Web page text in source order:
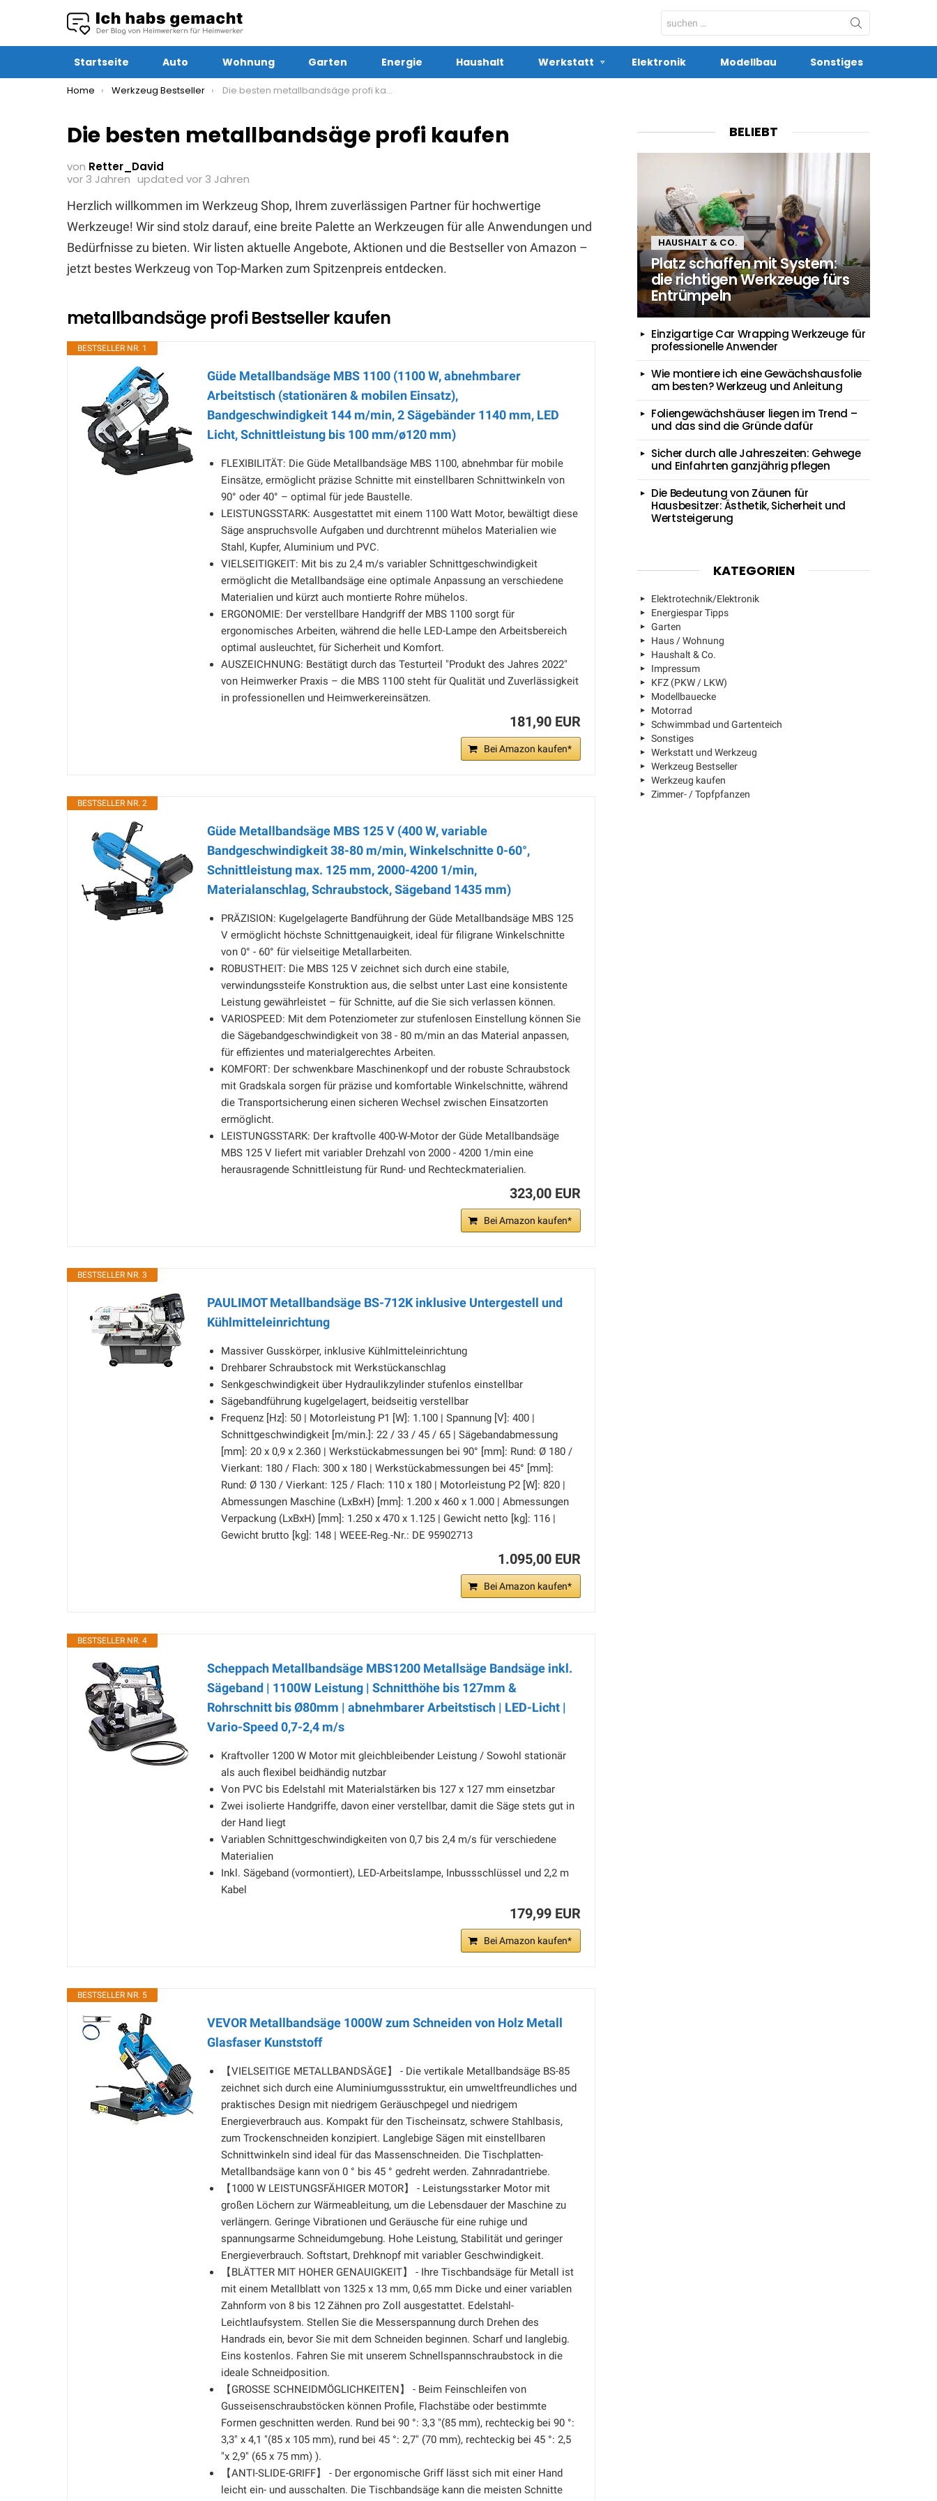
Search
for:
Startseite Auto Wohnung Garten Energie Haushalt Werkstatt Elektronik Modellbau Sonstiges
You are here:
Home Werkzeug Bestseller Die besten metallbandsäge profi kaufen
Die besten metallbandsäge profi kaufen
von Retter_David
vor 3 Jahren updated vor 3 Jahren
Herzlich willkommen im Werkzeug Shop, Ihrem zuverlässigen Partner für hochwertige
Werkzeuge! Wir sind stolz darauf, eine breite Palette an Werkzeugen für alle Anwendungen und
Bedürfnisse zu bieten. Wir listen aktuelle Angebote, Aktionen und die Bestseller von Amazon –
jetzt bestes Werkzeug von Top-Marken zum Spitzenpreis entdecken.
metallbandsäge profi Bestseller kaufen
BESTSELLER NR. 1
Güde Metallbandsäge MBS 1100 (1100 W, abnehmbarer
Arbeitstisch (stationären & mobilen Einsatz),
Bandgeschwindigkeit 144 m/min, 2 Sägebänder 1140 mm, LED
Licht, Schnittleistung bis 100 mm/ø120 mm)
FLEXIBILITÄT: Die Güde Metallbandsäge MBS 1100, abnehmbar für mobile
Einsätze, ermöglicht präzise Schnitte mit einstellbaren Schnittwinkeln von
90° oder 40° – optimal für jede Baustelle.
LEISTUNGSSTARK: Ausgestattet mit einem 1100 Watt Motor, bewältigt diese
Säge anspruchsvolle Aufgaben und durchtrennt mühelos Materialien wie
Stahl, Kupfer, Aluminium und PVC.
VIELSEITIGKEIT: Mit bis zu 2,4 m/s variabler Schnittgeschwindigkeit
ermöglicht die Metallbandsäge eine optimale Anpassung an verschiedene
Materialien und kürzt auch montierte Rohre mühelos.
ERGONOMIE: Der verstellbare Handgriff der MBS 1100 sorgt für
ergonomisches Arbeiten, während die helle LED-Lampe den Arbeitsbereich
optimal ausleuchtet, für Sicherheit und Komfort.
AUSZEICHNUNG: Bestätigt durch das Testurteil "Produkt des Jahres 2022"
von Heimwerker Praxis – die MBS 1100 steht für Qualität und Zuverlässigkeit
in professionellen und Heimwerkereinsätzen.
181,90 EUR
Bei Amazon kaufen*
BESTSELLER NR. 2
Güde Metallbandsäge MBS 125 V (400 W, variable
Bandgeschwindigkeit 38-80 m/min, Winkelschnitte 0-60°,
Schnittleistung max. 125 mm, 2000-4200 1/min,
Materialanschlag, Schraubstock, Sägeband 1435 mm)
PRÄZISION: Kugelgelagerte Bandführung der Güde Metallbandsäge MBS 125
V ermöglicht höchste Schnittgenauigkeit, ideal für filigrane Winkelschnitte
von 0° - 60° für vielseitige Metallarbeiten.
ROBUSTHEIT: Die MBS 125 V zeichnet sich durch eine stabile,
verwindungssteife Konstruktion aus, die selbst unter Last eine konsistente
Leistung gewährleistet – für Schnitte, auf die Sie sich verlassen können.
VARIOSPEED: Mit dem Potenziometer zur stufenlosen Einstellung können Sie
die Sägebandgeschwindigkeit von 38 - 80 m/min an das Material anpassen,
für effizientes und materialgerechtes Arbeiten.
KOMFORT: Der schwenkbare Maschinenkopf und der robuste Schraubstock
mit Gradskala sorgen für präzise und komfortable Winkelschnitte, während
die Transportsicherung einen sicheren Wechsel zwischen Einsatzorten
ermöglicht.
LEISTUNGSSTARK: Der kraftvolle 400-W-Motor der Güde Metallbandsäge
MBS 125 V liefert mit variabler Drehzahl von 2000 - 4200 1/min eine
herausragende Schnittleistung für Rund- und Rechteckmaterialien.
323,00 EUR
Bei Amazon kaufen*
BESTSELLER NR. 3
PAULIMOT Metallbandsäge BS-712K inklusive Untergestell und
Kühlmitteleinrichtung
Massiver Gusskörper, inklusive Kühlmitteleinrichtung
Drehbarer Schraubstock mit Werkstückanschlag
Senkgeschwindigkeit über Hydraulikzylinder stufenlos einstellbar
Sägebandführung kugelgelagert, beidseitig verstellbar
Frequenz [Hz]: 50 | Motorleistung P1 [W]: 1.100 | Spannung [V]: 400 |
Schnittgeschwindigkeit [m/min.]: 22 / 33 / 45 / 65 | Sägebandabmessung
[mm]: 20 x 0,9 x 2.360 | Werkstückabmessungen bei 90° [mm]: Rund: Ø 180 /
Vierkant: 180 / Flach: 300 x 180 | Werkstückabmessungen bei 45° [mm]:
Rund: Ø 130 / Vierkant: 125 / Flach: 110 x 180 | Motorleistung P2 [W]: 820 |
Abmessungen Maschine (LxBxH) [mm]: 1.200 x 460 x 1.000 | Abmessungen
Verpackung (LxBxH) [mm]: 1.250 x 470 x 1.125 | Gewicht netto [kg]: 116 |
Gewicht brutto [kg]: 148 | WEEE-Reg.-Nr.: DE 95902713
1.095,00 EUR
Bei Amazon kaufen*
BESTSELLER NR. 4
Scheppach Metallbandsäge MBS1200 Metallsäge Bandsäge inkl.
Sägeband | 1100W Leistung | Schnitthöhe bis 127mm &
Rohrschnitt bis Ø80mm | abnehmbarer Arbeitstisch | LED-Licht |
Vario-Speed 0,7-2,4 m/s
Kraftvoller 1200 W Motor mit gleichbleibender Leistung / Sowohl stationär
als auch flexibel beidhändig nutzbar
Von PVC bis Edelstahl mit Materialstärken bis 127 x 127 mm einsetzbar
Zwei isolierte Handgriffe, davon einer verstellbar, damit die Säge stets gut in
der Hand liegt
Variablen Schnittgeschwindigkeiten von 0,7 bis 2,4 m/s für verschiedene
Materialien
Inkl. Sägeband (vormontiert), LED-Arbeitslampe, Inbussschlüssel und 2,2 m
Kabel
179,99 EUR
Bei Amazon kaufen*
BESTSELLER NR. 5
VEVOR Metallbandsäge 1000W zum Schneiden von Holz Metall
Glasfaser Kunststoff
【VIELSEITIGE METALLBANDSÄGE】 - Die vertikale Metallbandsäge BS-85
zeichnet sich durch eine Aluminiumgussstruktur, ein umweltfreundliches und
praktisches Design mit niedrigem Geräuschpegel und niedrigem
Energieverbrauch aus. Kompakt für den Tischeinsatz, schwere Stahlbasis,
zum Trockenschneiden konzipiert. Langlebige Sägen mit einstellbaren
Schnittwinkeln sind ideal für das Massenschneiden. Die Tischplatten-
Metallbandsäge kann von 0 ° bis 45 ° gedreht werden. Zahnradantriebe.
【1000 W LEISTUNGSFÄHIGER MOTOR】 - Leistungsstarker Motor mit
großen Löchern zur Wärmeableitung, um die Lebensdauer der Maschine zu
verlängern. Geringe Vibrationen und Geräusche für eine ruhige und
spannungsarme Schneidumgebung. Hohe Leistung, Stabilität und geringer
Energieverbrauch. Softstart, Drehknopf mit variabler Geschwindigkeit.
【BLÄTTER MIT HOHER GENAUIGKEIT】 - Ihre Tischbandsäge für Metall ist
mit einem Metallblatt von 1325 x 13 mm, 0,65 mm Dicke und einer variablen
Zahnform von 8 bis 12 Zähnen pro Zoll ausgestattet. Edelstahl-
Leichtlaufsystem. Stellen Sie die Messerspannung durch Drehen des
Handrads ein, bevor Sie mit dem Schneiden beginnen. Scharf und langlebig.
Eins kostenlos. Fahren Sie mit unserem Schnellspannschraubstock in die
ideale Schneidposition.
【GROSSE SCHNEIDMÖGLICHKEITEN】 - Beim Feinschleifen von
Gusseisenschraubstöcken können Profile, Flachstäbe oder bestimmte
Formen geschnitten werden. Rund bei 90 °: 3,3 "(85 mm), rechteckig bei 90 °:
3,3" x 4,1 "(85 x 105 mm), rund bei 45 °: 2,7" (70 mm), rechteckig bei 45 °: 2,5
"x 2,9" (65 x 75 mm) ).
【ANTI-SLIDE-GRIFF】 - Der ergonomische Griff lässt sich mit einer Hand
leicht ein- und ausschalten. Die Tischbandsäge kann die meisten Schnitte
BELIEBT
HAUSHALT & CO.
Platz schaffen mit System:
die richtigen Werkzeuge fürs
Entrümpeln
Einzigartige Car Wrapping Werkzeuge für
professionelle Anwender
Wie montiere ich eine Gewächshausfolie
am besten? Werkzeug und Anleitung
Foliengewächshäuser liegen im Trend –
und das sind die Gründe dafür
Sicher durch alle Jahreszeiten: Gehwege
und Einfahrten ganzjährig pflegen
Die Bedeutung von Zäunen für
Hausbesitzer: Ästhetik, Sicherheit und
Wertsteigerung
KATEGORIEN
Elektrotechnik/Elektronik
Energiespar Tipps
Garten
Haus / Wohnung
Haushalt & Co.
Impressum
KFZ (PKW / LKW)
Modellbauecke
Motorrad
Schwimmbad und Gartenteich
Sonstiges
Werkstatt und Werkzeug
Werkzeug Bestseller
Werkzeug kaufen
Zimmer- / Topfpfanzen